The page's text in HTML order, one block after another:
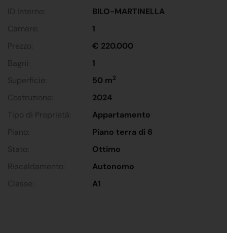
ID Interno:
BILO-MARTINELLA
Camere:
1
Prezzo:
€ 220.000
Bagni:
1
Superficie:
50 m2
Costruzione:
2024
Tipo di Proprietà:
Appartamento
Piano:
Piano terra di 6
Stato:
Ottimo
Riscaldamento:
Autonomo
Classe:
A1